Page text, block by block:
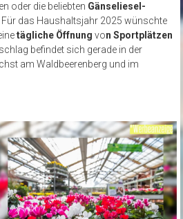
oder die beliebten Gänseliesel-
Für das Haushaltsjahr 2025 wünschte
tägliche Öffnung von Sportplätzen
befindet sich gerade in der
am Waldbeerenberg und im